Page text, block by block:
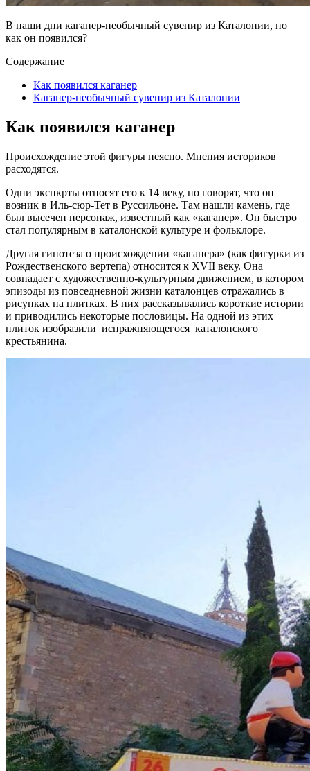
В наши дни каганер-необычный сувенир из Каталонии, но
как он появился?
Содержание
Как появился каганер
Каганер-необычный сувенир из Каталонии
Как появился каганер
Происхождение этой фигуры неясно. Мнения историков
расходятся.
Одни экспкрты относят его к 14 веку, но говорят, что он
возник в Иль-сюр-Тет в Руссильоне. Там нашли камень, где
был высечен персонаж, известный как «каганер». Он быстро
стал популярным в каталонской культуре и фольклоре.
Другая гипотеза о происхождении «каганера» (как фигурки из
Рождественского вертепа) относится к XVII веку. Она
совпадает с художественно-культурным движением, в котором
эпизоды из повседневной жизни каталонцев отражались в
рисунках на плитках. В них рассказывались короткие истории
и приводились некоторые пословицы. На одной из этих
плиток изобразили испражняющегося каталонского
крестьянина.